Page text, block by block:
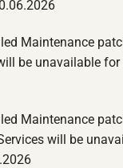
Maintenance
be unavailable
Maintenance
will be